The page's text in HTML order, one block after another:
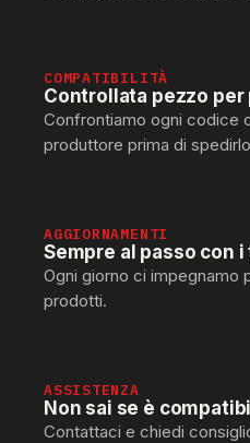
COMPATIBILITÀ
Controllata pezzo per
Confrontiamo ogni codice
produttore prima di
AGGIORNAMENTI
Sempre al passo con
Ogni giorno ci impegnamo
prodotti.
ASSISTENZA
Non sai se è
Contattaci e chiedi